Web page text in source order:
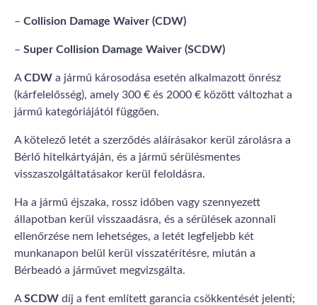
– Collision Damage Waiver (CDW)
– Super Collision Damage Waiver (SCDW)
ACDW a jármű károsodása esetén alkalmazott önrész
(kárfelelősség), amely 300 € és 2000 € között változhat a
jármű kategóriájától függően.
A kötelező letét a szerződés aláírásakor kerül zárolásra a
Bérlő hitelkártyáján, és a jármű sérülésmentes
visszaszolgáltatásakor kerül feloldásra.
Ha a jármű éjszaka, rossz időben vagy szennyezett
állapotban kerül visszaadásra, és a sérülések azonnali
ellenőrzése nem lehetséges, a letét legfeljebb két
munkanapon belül kerül visszatérítésre, miután a
Bérbeadó a járművet megvizsgálta.
ASCDW díj a fent említett garancia csökkentését jelenti;